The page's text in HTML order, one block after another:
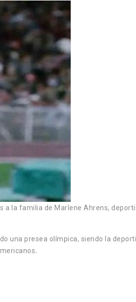
a la familia de Marlene Ahrens,
una presea olímpica, siendo la
.